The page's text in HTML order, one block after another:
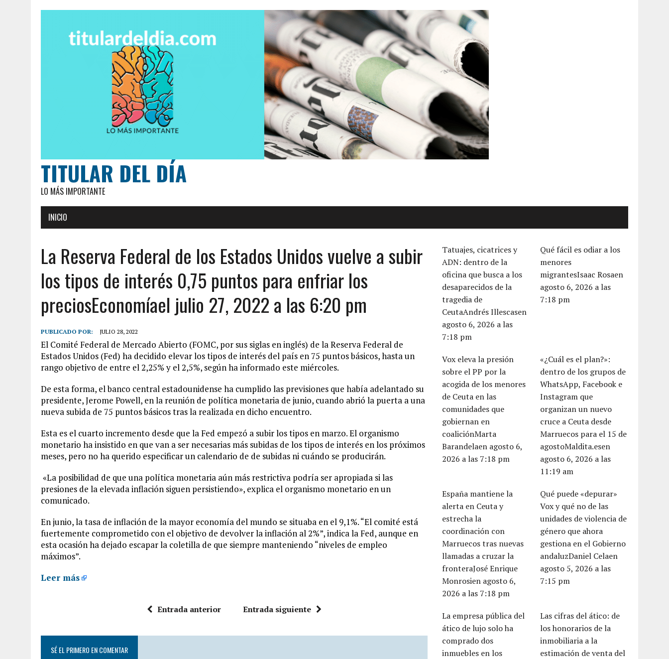
TITULAR DEL DÍA
LO MÁS IMPORTANTE
INICIO
La Reserva Federal de los Estados Unidos vuelve a subir
los tipos de interés 0,75 puntos para enfriar los
preciosEconomíael julio 27, 2022 a las 6:20 pm
PUBLICADO POR: JULIO 28, 2022
El Comité Federal de Mercado Abierto (FOMC, por sus siglas en inglés) de la Reserva Federal de
Estados Unidos (Fed) ha decidido elevar los tipos de interés del país en 75 puntos básicos, hasta un
rango objetivo de entre el 2,25% y el 2,5%, según ha informado este miércoles.
De esta forma, el banco central estadounidense ha cumplido las previsiones que había adelantado su
presidente, Jerome Powell, en la reunión de política monetaria de junio, cuando abrió la puerta a una
nueva subida de 75 puntos básicos tras la realizada en dicho encuentro.
Esta es el cuarto incremento desde que la Fed empezó a subir los tipos en marzo. El organismo
monetario ha insistido en que van a ser necesarias más subidas de los tipos de interés en los próximos
meses, pero no ha querido especificar un calendario de de subidas ni cuándo se producirán.
«La posibilidad de que una política monetaria aún más restrictiva podría ser apropiada si las
presiones de la elevada inflación siguen persistiendo», explica el organismo monetario en un
comunicado.
En junio, la tasa de inflación de la mayor economía del mundo se situaba en el 9,1%. “El comité está
fuertemente comprometido con el objetivo de devolver la inflación al 2%”, indica la Fed, aunque en
esta ocasión ha dejado escapar la coletilla de que siempre manteniendo “niveles de empleo
máximos”.
Leer más
Entrada anterior Entrada siguiente
SÉ EL PRIMERO EN COMENTAR
Tatuajes, cicatrices y
ADN: dentro de la
oficina que busca a los
desaparecidos de la
tragedia de
CeutaAndrés Illescasen
agosto 6, 2026 a las
7:18 pm
Qué fácil es odiar a los
menores
migrantesIsaac Rosaen
agosto 6, 2026 a las
7:18 pm
Vox eleva la presión
sobre el PP por la
acogida de los menores
de Ceuta en las
comunidades que
gobiernan en
coaliciónMarta
Barandelaen agosto 6,
2026 a las 7:18 pm
«¿Cuál es el plan?»:
dentro de los grupos de
WhatsApp, Facebook e
Instagram que
organizan un nuevo
cruce a Ceuta desde
Marruecos para el 15 de
agostoMaldita.esen
agosto 6, 2026 a las
11:19 am
España mantiene la
alerta en Ceuta y
estrecha la
coordinación con
Marruecos tras nuevas
llamadas a cruzar la
fronteraJosé Enrique
Monrosien agosto 6,
2026 a las 7:18 pm
Qué puede «depurar»
Vox y qué no de las
unidades de violencia de
género que ahora
gestiona en el Gobierno
andaluzDaniel Celaen
agosto 5, 2026 a las
7:15 pm
La empresa pública del
ático de lujo solo ha
comprado dos
inmuebles en los
Las cifras del ático: de
los honorarios de la
inmobiliaria a la
estimación de venta del